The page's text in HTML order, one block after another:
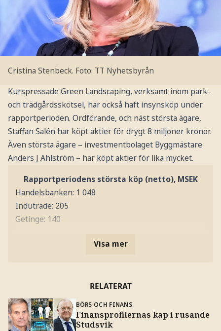
Cristina Stenbeck. Foto: TT Nyhetsbyrån
Kurspressade Green Landscaping, verksamt inom park-
och trädgårdsskötsel, har också haft insynsköp under
rapportperioden. Ordförande, och näst största ägare,
Staffan Salén har köpt aktier för drygt 8 miljoner kronor.
Även största ägare – investmentbolaget Byggmästare
Anders J Ahlström – har köpt aktier för lika mycket.
Rapportperiodens största köp (netto), MSEK
Handelsbanken: 1 048
Indutrade: 205
Getinge: 140
Visa mer
RELATERAT
BÖRS OCH FINANS
Finansprofilernas kap i rusande
Studsvik